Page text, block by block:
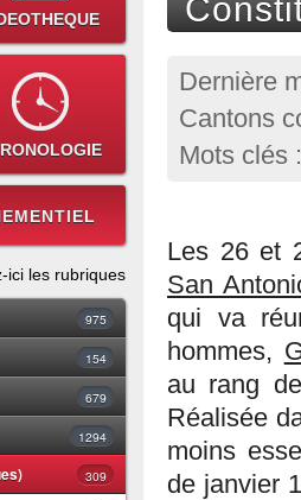
ici les rubriques
975
154
679
1294
309
Dernière
Cantons
Mots clés
Les 26 et
San
qui va
hommes,
au rang
Réalisée
moins
de janvier